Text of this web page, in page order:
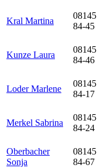
Kral Martina
08145
84-45
Kunze Laura
08145
84-46
Loder Marlene
08145
84-17
Merkel Sabrina
08145
84-24
Oberbacher
Sonja
08145
84-67